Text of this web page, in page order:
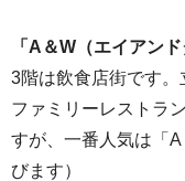
「A＆W（エイアンド
3階は飲食店街です。
ファミリーレストラ
すが、一番人気は「
びます）